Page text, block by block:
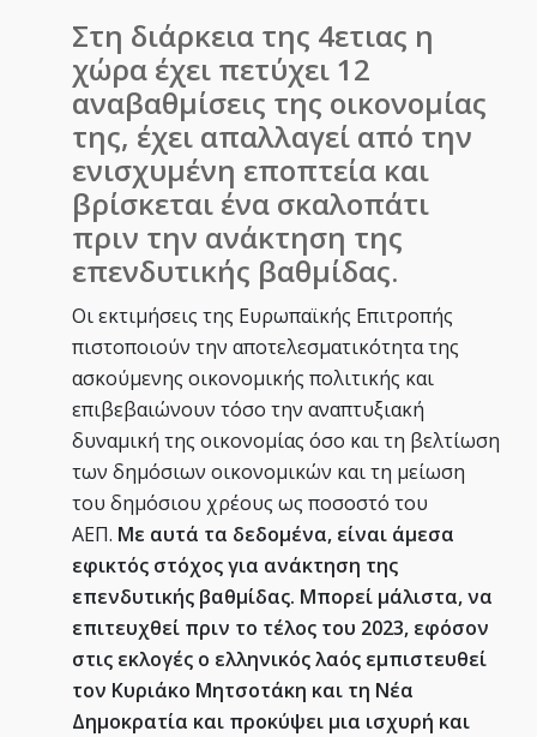
Στη διάρκεια της 4ετιας η
χώρα έχει πετύχει 12
αναβαθμίσεις της οικονομίας
της, έχει απαλλαγεί από την
ενισχυμένη εποπτεία και
βρίσκεται ένα σκαλοπάτι
πριν την ανάκτηση της
επενδυτικής βαθμίδας.
Οι εκτιμήσεις της Ευρωπαϊκής Επιτροπής
πιστοποιούν την αποτελεσματικότητα της
ασκούμενης οικονομικής πολιτικής και
επιβεβαιώνουν τόσο την αναπτυξιακή
δυναμική της οικονομίας όσο και τη βελτίωση
των δημόσιων οικονομικών και τη μείωση
του δημόσιου χρέους ως ποσοστό του
ΑΕΠ. Με αυτά τα δεδομένα, είναι άμεσα
εφικτός στόχος για ανάκτηση της
επενδυτικής βαθμίδας. Μπορεί μάλιστα, να
επιτευχθεί πριν το τέλος του 2023, εφόσον
στις εκλογές ο ελληνικός λαός εμπιστευθεί
τον Κυριάκο Μητσοτάκη και τη Νέα
Δημοκρατία και προκύψει μια ισχυρή και